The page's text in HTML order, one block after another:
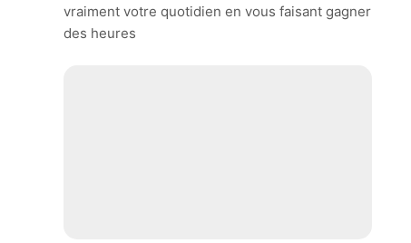
vraiment votre quotidien en vous faisant gagner
des heures